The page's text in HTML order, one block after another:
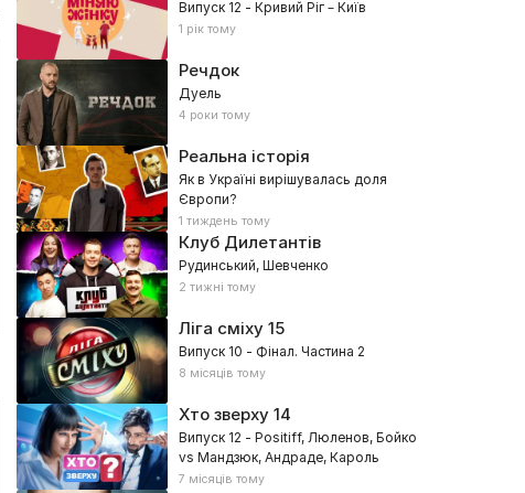
Випуск 12 - Кривий Ріг – Київ
1 рік тому
Речдок
Дуель
4 роки тому
Реальна історія
Як в Україні вирішувалась доля
Європи?
1 тиждень тому
Клуб Дилетантів
Рудинський, Шевченко
2 тижні тому
Ліга сміху15
Випуск 10 - Фінал. Частина 2
8 місяців тому
Хто зверху14
Випуск 12 - Positiff, Люленов, Бойко
vs Мандзюк, Андраде, Кароль
7 місяців тому